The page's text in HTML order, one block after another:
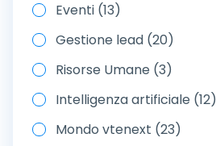
Eventi (13)
Gestione lead (20)
Risorse Umane (3)
Intelligenza artificiale (12)
Mondo vtenext (23)